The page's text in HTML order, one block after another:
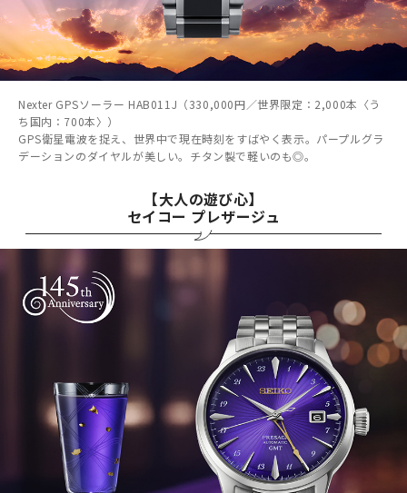
Nexter GPSソーラー HAB011J（330,000円／世界限定：2,000本〈う
ち国内：700本〉）
GPS衛星電波を捉え、世界中で現在時刻をすばやく表示。パープルグラ
デーションのダイヤルが美しい。チタン製で軽いのも◎。
【大人の遊び心】
セイコー プレザージュ